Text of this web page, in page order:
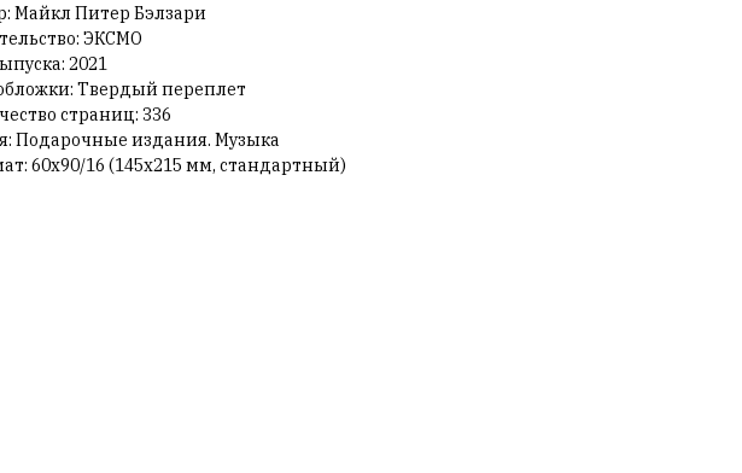
Майкл Питер Бэлзари
ЭКСМО
2021
Твердый переплет
страниц: 336
Подарочные издания. Музыка
60х90/16 (145х215 мм, стандартный)